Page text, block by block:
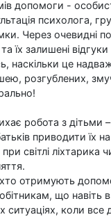
допомоги -
психолога,
Через очевидні
їх залишені відгуки
наскільки це
розгублених,
робота з дітьми –
приводити їх на
світлі ліхтарика
хто отримують
що навіть в
ситуаціях, коли все